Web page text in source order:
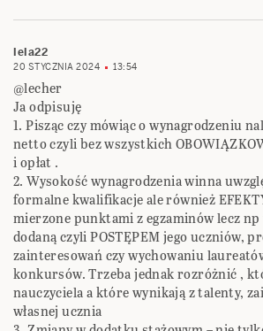
lela22
20 STYCZNIA 2024 13:54
@lecher
Ja odpisuję
1. Pisząc czy mówiąc o wynagrodzeniu
netto czyli bez wszystkich
i opłat .
2. Wysokość wynagrodzenia winna
formalne kwalifikacje ale również
mierzone punktami z egzaminów lecz
dodaną czyli POSTĘPEM jego uczniów,
zainteresowań czy wychowaniu
konkursów. Trzeba jednak rozróżnić ,
nauczyciela a które wynikają z talenty,
własnej ucznia